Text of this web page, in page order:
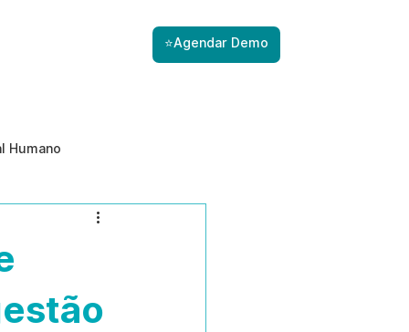
⭐Agendar Demo
Humano
Gestão de Riscos com IA
Prevenção de ameaças internas